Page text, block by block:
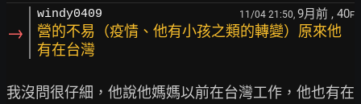
→
windy0409 11/04 21:50, 9月前 , 40F
營的不易（疫情、他有小孩之類的轉變）原來他
有在台灣
我沒問很仔細，他說他媽媽以前在台灣工作，他也有在